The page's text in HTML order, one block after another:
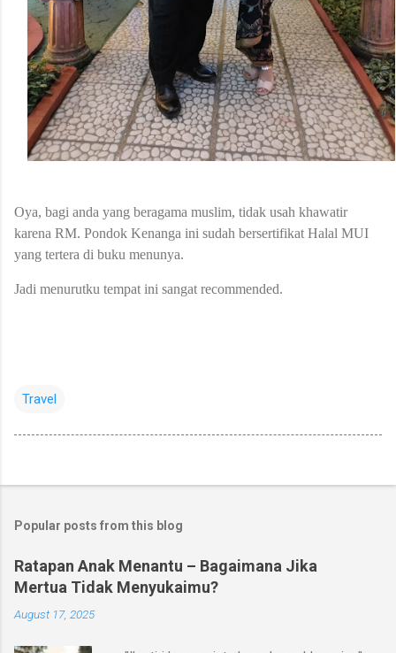
Oya, bagi anda yang beragama muslim, tidak usah khawatir
karena RM. Pondok Kenanga ini sudah bersertifikat Halal MUI
yang tertera di buku menunya.
Jadi menurutku tempat ini sangat recommended.
Travel
Popular posts from this blog
Ratapan Anak Menantu – Bagaimana Jika
Mertua Tidak Menyukaimu?
August 17, 2025